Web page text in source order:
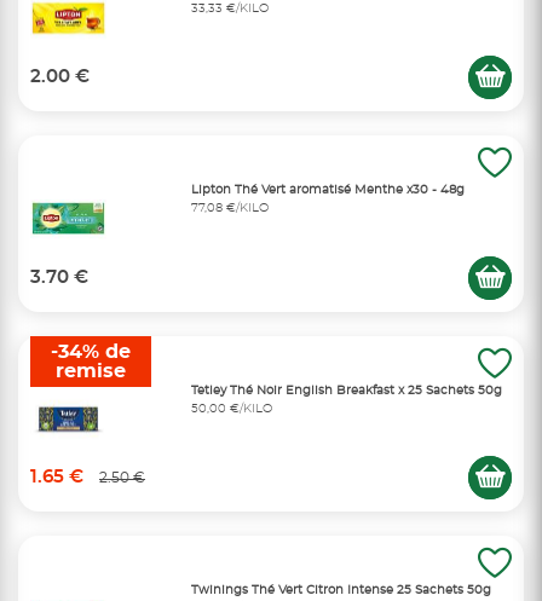
33,33 €/KILO
2.00 €
Lipton Thé Vert aromatisé Menthe x30 - 48g
77,08 €/KILO
3.70 €
Tetley Thé Noir English Breakfast x 25 Sachets 50g
50,00 €/KILO
1.65 € 2.50 €
-34% de
remise
Twinings Thé Vert Citron Intense 25 Sachets 50g